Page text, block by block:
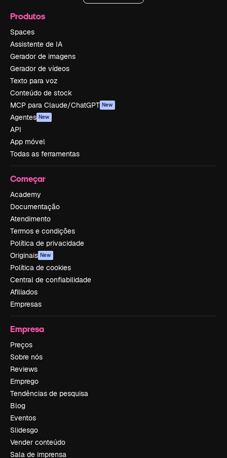
Produtos
Spaces
Assistente de IA
Gerador de imagens
Gerador de vídeos
Texto para voz
Conteúdo de stock
MCP para Claude/ChatGPT New
Agentes New
API
App móvel
Todas as ferramentas
Começar
Academy
Documentação
Atendimento
Termos e condições
Política de privacidade
Originais New
Política de cookies
Central de confiabilidade
Afiliados
Empresas
Empresa
Preços
Sobre nós
Reviews
Emprego
Tendências de pesquisa
Blog
Eventos
Slidesgo
Vender conteúdo
Sala de imprensa